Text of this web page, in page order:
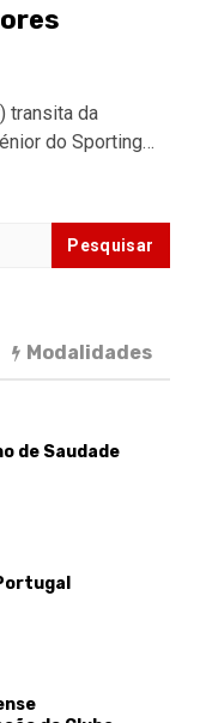
transita da
do Sporting…
Modalidades
de Saudade